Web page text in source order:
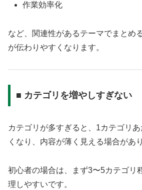
作業効率化
など、関連性があるテーマでまとめ
が伝わりやすくなります。
■ カテゴリを増やしすぎない
カテゴリが多すぎると、1カテゴリ
くなり、内容が薄く見える場合があ
初心者の場合は、まず3〜5カテゴリ
理しやすいです。